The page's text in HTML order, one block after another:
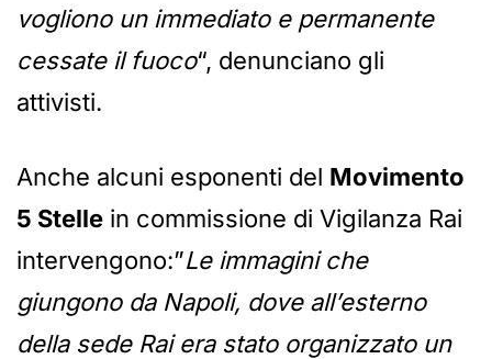
vogliono un immediato e permanente
cessate il fuoco“, denunciano gli
attivisti.
Anche alcuni esponenti del Movimento
5 Stelle in commissione di Vigilanza Rai
intervengono:”Le immagini che
giungono da Napoli, dove all’esterno
della sede Rai era stato organizzato un